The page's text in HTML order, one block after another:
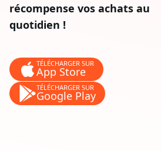
récompense vos achats au
quotidien !
TÉLÉCHARGER SUR
App Store
TÉLÉCHARGER SUR
Google Play